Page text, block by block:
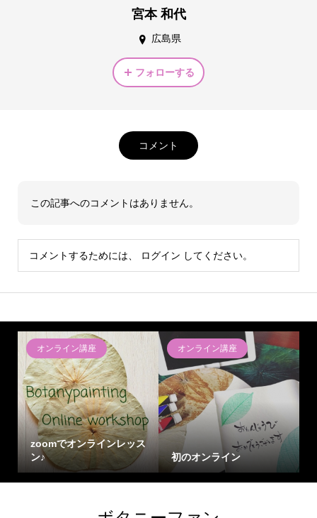
宮本 和代
広島県
フォローする
コメント
この記事へのコメントはありません。
コメントするためには、 ログイン してください。
オンライン講座
zoomでオンラインレッス
ン♪
オンライン講座
初のオンライン